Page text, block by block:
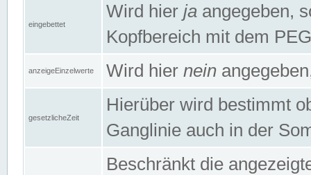
eingebettet
Wird hier ja angegeben,
Kopfbereich mit dem
anzeigeEinzelwerte Wird hier nein
gesetzlicheZeit
Hierüber wird bestimmt
Ganglinie auch in der
Beschränkt die